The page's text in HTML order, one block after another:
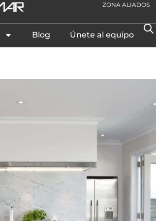
ZONA ALIADOS
Blog Únete al equipo